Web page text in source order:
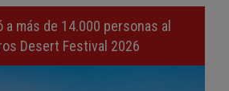
a más de 14.000 personas al
Desert Festival 2026